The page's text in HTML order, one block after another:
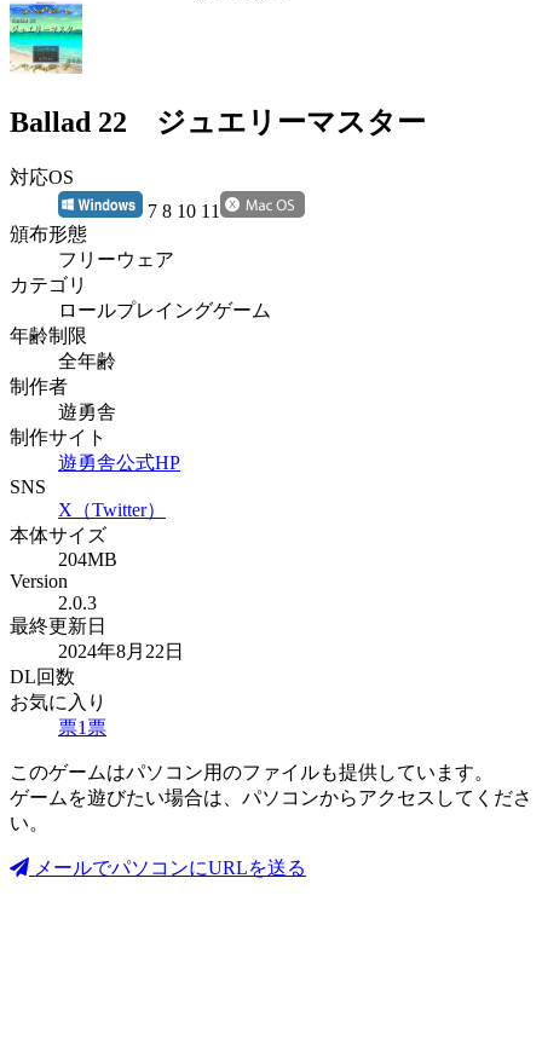
Ballad 22 ジュエリーマスター
対応OS
7 8 10 11
頒布形態
フリーウェア
カテゴリ
ロールプレイングゲーム
年齢制限
全年齢
制作者
遊勇舎
制作サイト
遊勇舎公式HP
SNS
X（Twitter）
本体サイズ
204MB
Version
2.0.3
最終更新日
2024年8月22日
DL回数
お気に入り
票1 票
このゲームはパソコン用のファイルも提供しています。
ゲームを遊びたい場合は、パソコンからアクセスしてくださ
い。
メールでパソコンにURLを送る